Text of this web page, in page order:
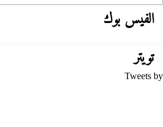
الفيس بوك
تويتر
Tweets by